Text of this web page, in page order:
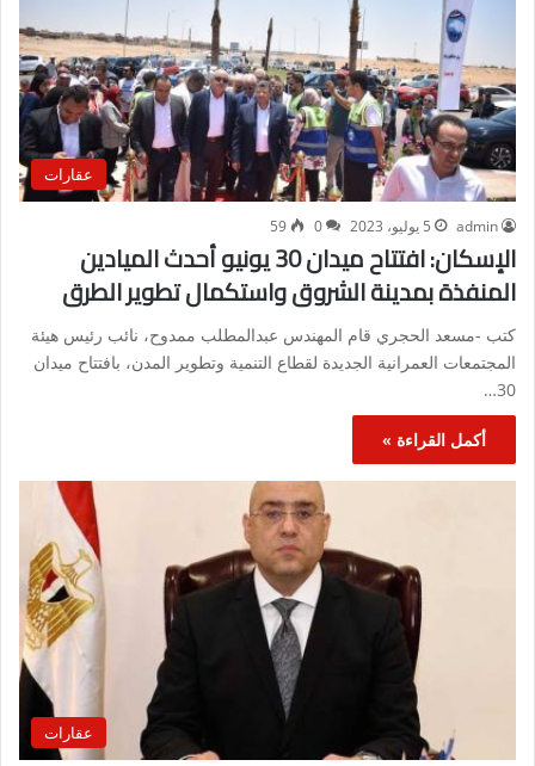
عقارات
admin 5 يوليو، 2023 0
59
الإسكان: افتتاح ميدان 30 يونيو أحدث الميادين
المنفذة بمدينة الشروق واستكمال تطوير الطرق
كتب -مسعد الحجري قام المهندس عبدالمطلب ممدوح، نائب رئيس هيئة
المجتمعات العمرانية الجديدة لقطاع التنمية وتطوير المدن، بافتتاح ميدان
30…
أكمل القراءة »
عقارات